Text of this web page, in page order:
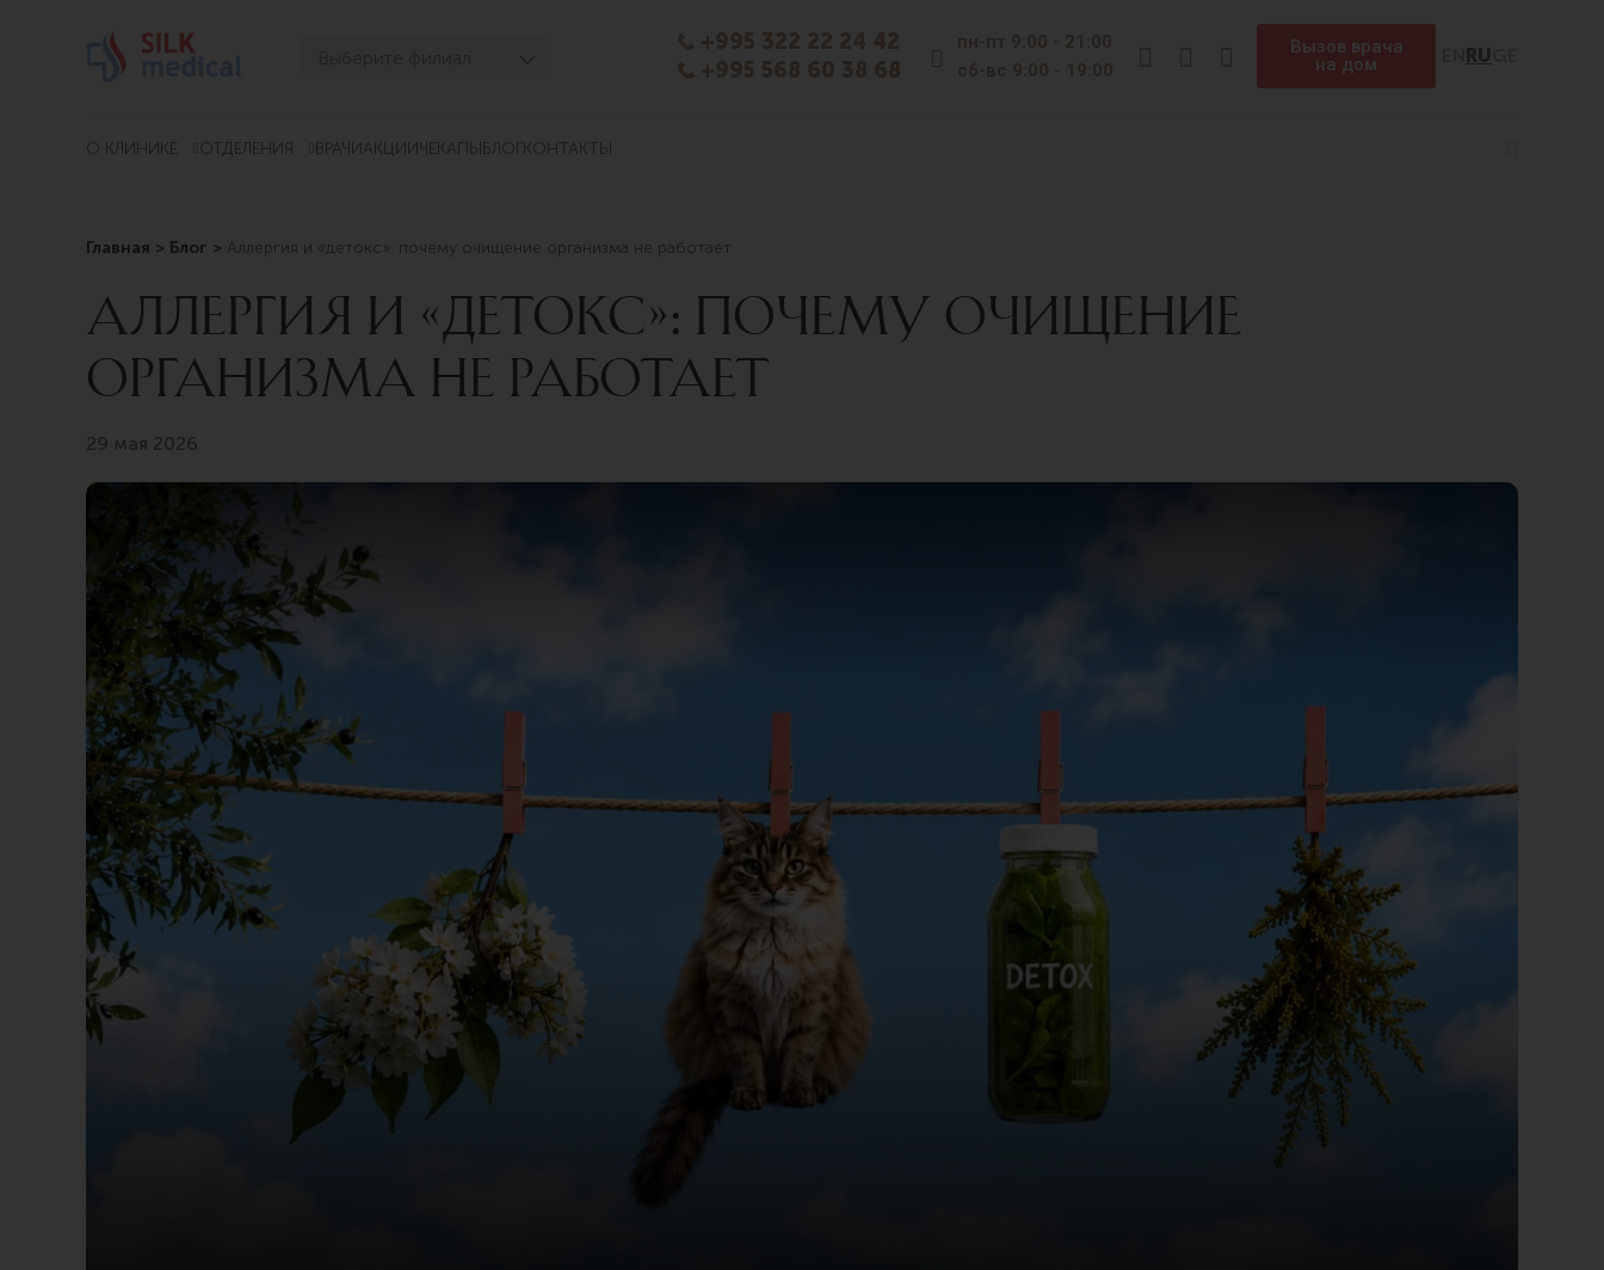
содержимому
Тбилиси, Чавчавадзе
Батуми, Горгасали
Facebook
TelegramВызов врача
на дом
RU
О КЛИНИКЕ ОТДЕЛЕНИЯ ВРАЧИАКЦИИЧЕКАПЫБЛОГ КОНТАКТЫ
Главная Блог Аллергия и «детокс»: почему очищение организма не работает
АЛЛЕРГИЯ И «ДЕТОКС»: ПОЧЕМУ ОЧИЩЕНИЕ
ОРГАНИЗМА НЕ РАБОТАЕТ
29 мая 2026